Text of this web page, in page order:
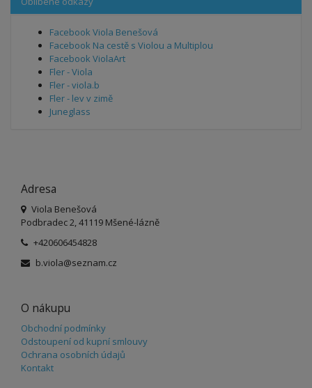
Facebook Viola Benešová
Facebook Na cestě s Violou a Multiplou
Facebook ViolaArt
Fler - Viola
Fler - viola.b
Fler - lev v zimě
Juneglass
Adresa
Viola Benešová
Podbradec 2, 41119 Mšené-lázně
+420606454828
b.viola@seznam.cz
O nákupu
Obchodní podmínky
Odstoupení od kupní smlouvy
Ochrana osobních údajů
Kontakt